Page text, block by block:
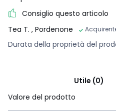
Consiglio questo articolo
Tea T. , Pordenone
Durata della proprietà del
Utile (0)
Valore del prodotto